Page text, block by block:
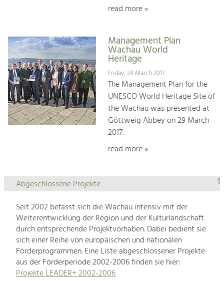
read more »
Management Plan
Wachau World
Heritage
Friday, 24 March 2017
The Management Plan for the
UNESCO World Heritage Site of
the Wachau was presented at
Göttweig Abbey on 29 March
2017.
read more »
1
Abgeschlossene Projekte
Seit 2002 befasst sich die Wachau intensiv mit der
Weiterentwicklung der Region und der Kulturlandschaft
durch entsprechende Projektvorhaben. Dabei bedient sie
sich einer Reihe von europäischen und nationalen
Förderprogrammen. Eine Liste abgeschlossener Projekte
aus der Förderperiode 2002-2006 finden sie hier:
Projekte LEADER+ 2002-2006